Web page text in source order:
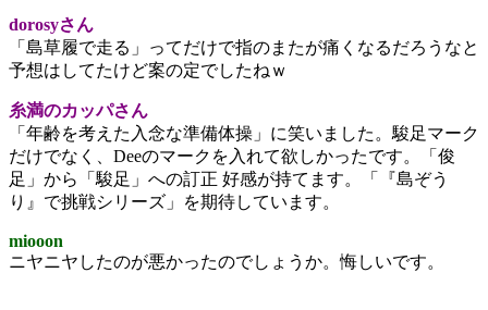
dorosyさん
「島草履で走る」ってだけで指のまたが痛くなるだろうなと
予想はしてたけど案の定でしたねｗ
糸満のカッパさん
「年齢を考えた入念な準備体操」に笑いました。駿足マーク
だけでなく、Deeのマークを入れて欲しかったです。「俊
足」から「駿足」への訂正 好感が持てます。「『島ぞう
り』で挑戦シリーズ」を期待しています。
miooon
ニヤニヤしたのが悪かったのでしょうか。悔しいです。